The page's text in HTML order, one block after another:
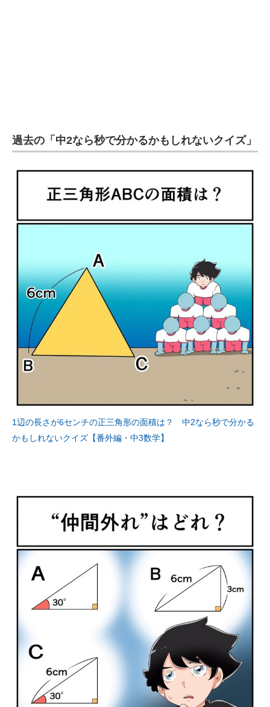
過去の「中2なら秒で分かるかもしれないクイズ」
1辺の長さが6センチの正三角形の面積は？ 中2なら秒で分かる
かもしれないクイズ【番外編・中3数学】